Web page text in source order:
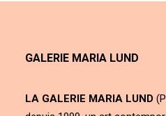
GALERIE MARIA LUND
LA GALERIE MARIA LUND